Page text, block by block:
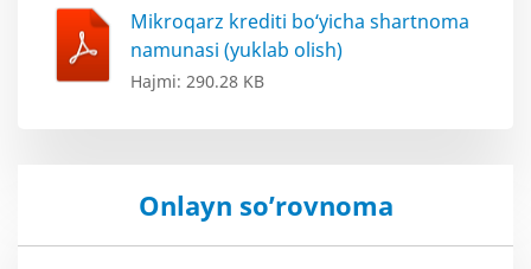
Mikroqarz krediti bo‘yicha shartnoma
namunasi (yuklab olish)
Hajmi: 290.28 KB
Onlayn so’rovnoma